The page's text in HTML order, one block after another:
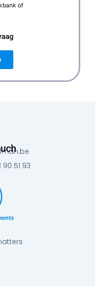
of
51 93